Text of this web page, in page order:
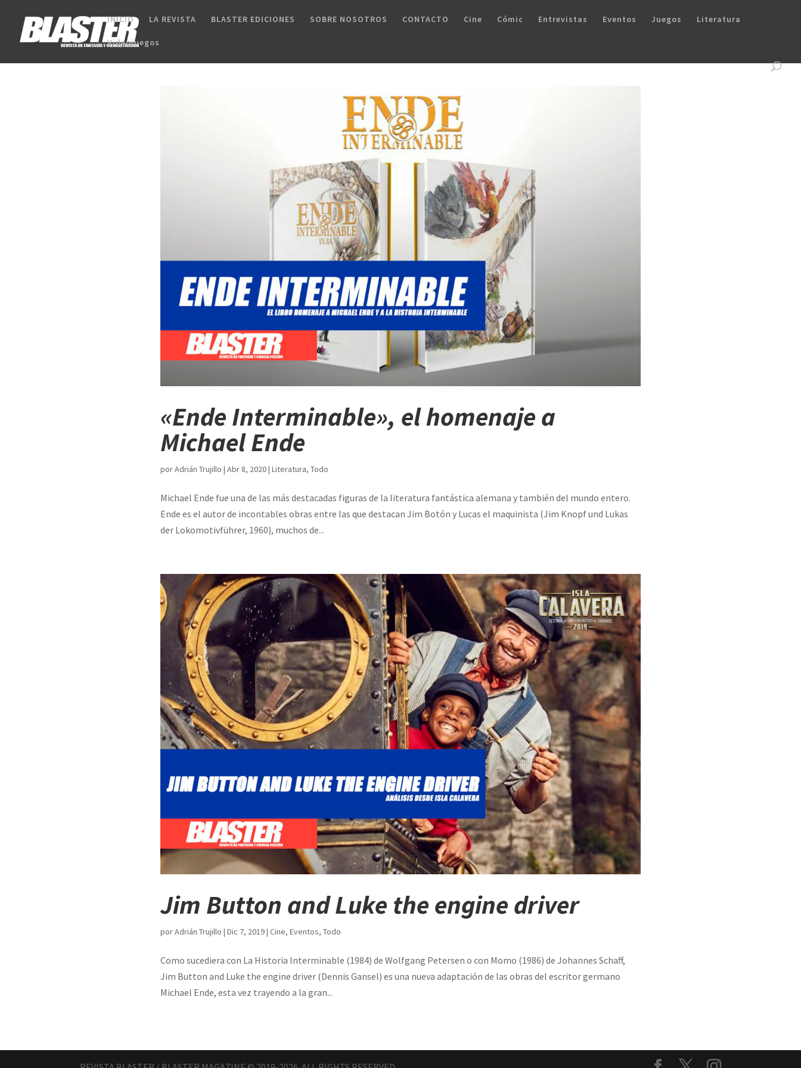
INICIO LA REVISTA BLASTER EDICIONES SOBRE NOSOTROS CONTACTO Cine Cómic Entrevistas Eventos Juegos Literatura
Videojuegos
«Ende Interminable», el homenaje a
Michael Ende
porAdrián Trujillo | Abr 8, 2020| Literatura, Todo
Michael Ende fue una de las más destacadas figuras de la literatura fantástica alemana y también del mundo entero.
Ende es el autor de incontables obras entre las que destacan Jim Botón y Lucas el maquinista (Jim Knopf und Lukas
der Lokomotivführer, 1960), muchos de...
Jim Button and Luke the engine driver
porAdrián Trujillo | Dic 7, 2019| Cine, Eventos, Todo
Como sucediera con La Historia Interminable (1984) de Wolfgang Petersen o con Momo (1986) de Johannes Schaff,
Jim Button and Luke the engine driver (Dennis Gansel) es una nueva adaptación de las obras del escritor germano
Michael Ende, esta vez trayendo a la gran...